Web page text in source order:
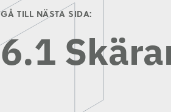
GÅ TILL NÄSTA SIDA:
6.1